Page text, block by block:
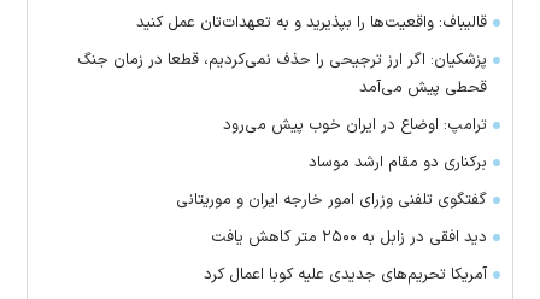
قالیباف: واقعیت‌ها را بپذیرید و به تعهدات‌تان عمل کنید
پزشکیان: اگر ارز ترجیحی را حذف نمی‌کردیم، قطعا در زمان جنگ
قحطی پیش می‌آمد
ترامپ: اوضاع در ایران خوب پیش می‌رود
برکناری دو مقام ارشد موساد
گفتگوی تلفنی وزرای امور خارجه ایران و موریتانی
دید افقی در زابل به ۲۵۰۰ متر کاهش یافت
آمریکا تحریم‌های جدیدی علیه کوبا اعمال کرد